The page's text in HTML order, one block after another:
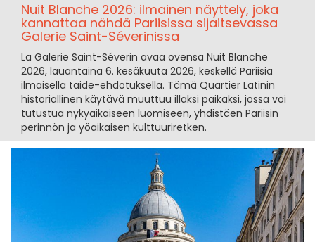
Nuit Blanche 2026: ilmainen näyttely, joka
kannattaa nähdä Pariisissa sijaitsevassa
Galerie Saint-Séverinissa
La Galerie Saint-Séverin avaa ovensa Nuit Blanche
2026, lauantaina 6. kesäkuuta 2026, keskellä Pariisia
ilmaisella taide-ehdotuksella. Tämä Quartier Latinin
historiallinen käytävä muuttuu illaksi paikaksi, jossa voi
tutustua nykyaikaiseen luomiseen, yhdistäen Pariisin
perinnön ja yöaikaisen kulttuuriretken.